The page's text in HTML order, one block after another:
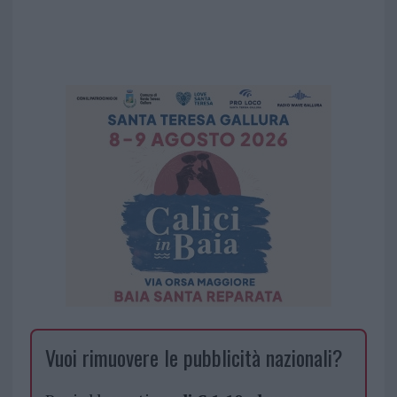
Vuoi rimuovere le pubblicità nazionali?